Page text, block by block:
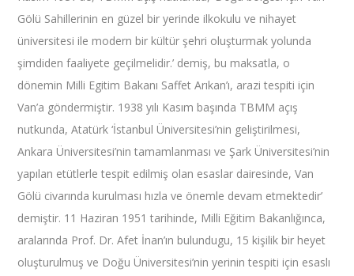
Gölü Sahillerinin en güzel bir yerinde ilkokulu ve nihayet
üniversitesi ile modern bir kültür şehri oluşturmak yolunda
şimdiden faaliyete geçilmelidir.’ demiş, bu maksatla, o
dönemin Milli Egitim Bakanı Saffet Arıkan’ı, arazi tespiti için
Van’a göndermiştir. 1938 yılı Kasım başında TBMM açış
nutkunda, Atatürk ‘İstanbul Üniversitesi’nin geliştirilmesi,
Ankara Üniversitesi’nin tamamlanması ve Şark Üniversitesi’nin
yapılan etütlerle tespit edilmiş olan esaslar dairesinde, Van
Gölü civarında kurulması hızla ve önemle devam etmektedir’
demiştir. 11 Haziran 1951 tarihinde, Milli Eğitim Bakanlığınca,
aralarında Prof. Dr. Afet İnan’ın bulundugu, 15 kişilik bir heyet
oluşturulmuş ve Doğu Üniversitesi’nin yerinin tespiti için esaslı